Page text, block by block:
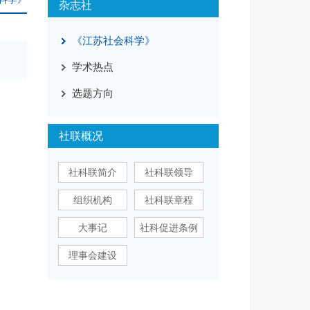
杂志社
《江苏社会科学》
学术热点
选题方向
社联概况
社科联简介 社科联领导
组织机构 社科联章程
大事记 社科促进条例
理事会建设